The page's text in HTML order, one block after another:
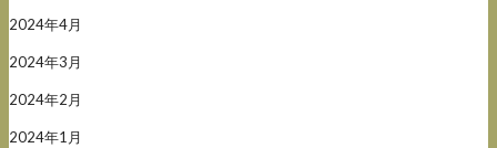
2024年4月
2024年3月
2024年2月
2024年1月